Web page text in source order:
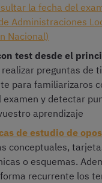
la fecha del
Administraciones
Nacional)
test desde el
preguntas de
para familiarizaros
y detectar
aprendizaje
de estudio de
conceptuales,
o esquemas.
recurrente los